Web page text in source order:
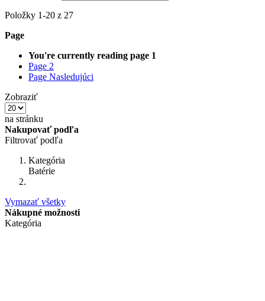
Položky 1-20 z 27
Page
You're currently reading page 1
Page 2
Page Nasledujúci
Zobraziť
na stránku
Nakupovať podľa
Filtrovať podľa
Kategória
Batérie
Vymazať všetky
Nákupné možnosti
Kategória